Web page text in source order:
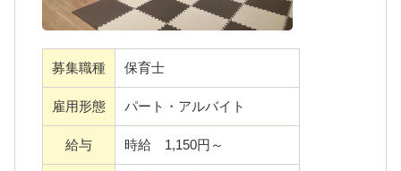
験値を活かしてご活躍ください。
＜運営会社＞
ここりの森保育園を運営する株式会社プレラ
スは、半日型デイサービスや飲食事業など、
募集職種 保育士
雇用形態 パート・アルバイト
給与 時給 1,150円～